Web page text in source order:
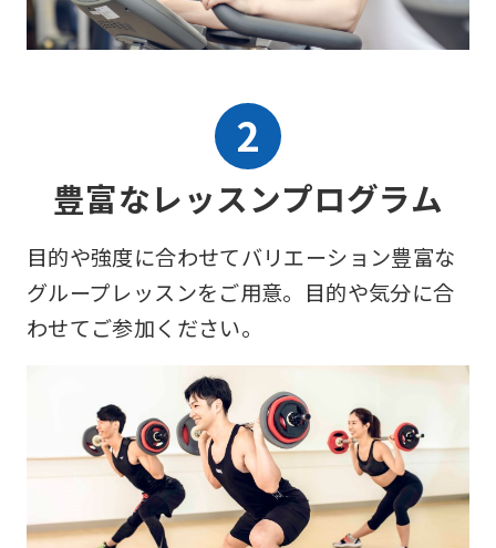
豊富なレッスンプログラム
目的や強度に合わせてバリエーション豊富な
グループレッスンをご用意。目的や気分に合
わせてご参加ください。